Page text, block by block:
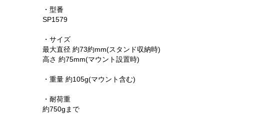
・型番
SP1579
・サイズ
最大直径 約73約mm(スタンド収納時)
高さ 約75mm(マウント設置時)
・重量 約105g(マウント含む)
・耐荷重
約750gまで